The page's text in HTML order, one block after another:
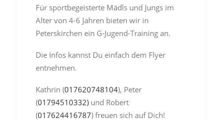
Für sportbegeisterte Mädls und Jungs im
Alter von 4-6 Jahren bieten wir in
Peterskirchen ein G-Jugend-Training an.
Die Infos kannst Du einfach dem Flyer
entnehmen.
Kathrin (017620748104), Peter
(01794510332) und Robert
(017624416787) freuen sich auf Dich!